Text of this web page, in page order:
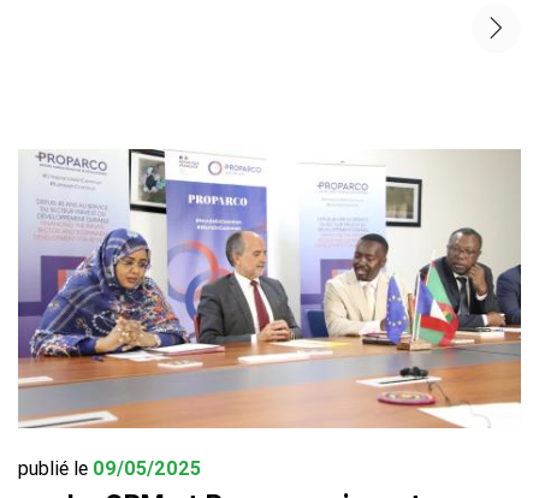
publié le 09/05/2025